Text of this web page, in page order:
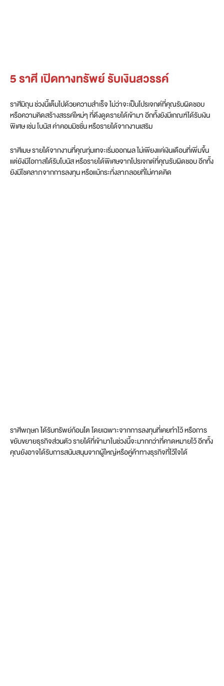
5 ราศี เปิดทางทรัพย์ รับเงินสวรรค์
ราศีมิถุน ช่วงนี้เต็มไปด้วยความสำเร็จ ไม่ว่าจะเป็นโปรเจกต์ที่คุณรับผิดชอบ
หรือความคิดสร้างสรรค์ใหม่ๆ ที่ดึงดูดรายได้เข้ามา อีกทั้งยังมีเกณฑ์ได้รับเงิน
พิเศษ เช่น โบนัส ค่าคอมมิชชั่น หรือรายได้จากงานเสริม
ราศีเมษ รายได้จากงานที่คุณทุ่มเทจะเริ่มออกผล ไม่เพียงแค่เงินเดือนที่เพิ่มขึ้น
แต่ยังมีโอกาสได้รับโบนัส หรือรายได้พิเศษจากโปรเจกต์ที่คุณรับผิดชอบ อีกทั้ง
ยังมีโชคลาภจากการลงทุน หรือแม้กระทั่งลาภลอยที่ไม่คาดคิด
ราศีพฤษภ ได้รับทรัพย์ก้อนโต โดยเฉพาะจากการลงทุนที่เคยทำไว้ หรือการ
ขยับขยายธุรกิจส่วนตัว รายได้ที่เข้ามาในช่วงนี้จะมากกว่าที่คาดหมายไว้ อีกทั้ง
คุณยังอาจได้รับการสนับสนุนจากผู้ใหญ่หรือคู่ค้าทางธุรกิจที่ไว้ใจได้